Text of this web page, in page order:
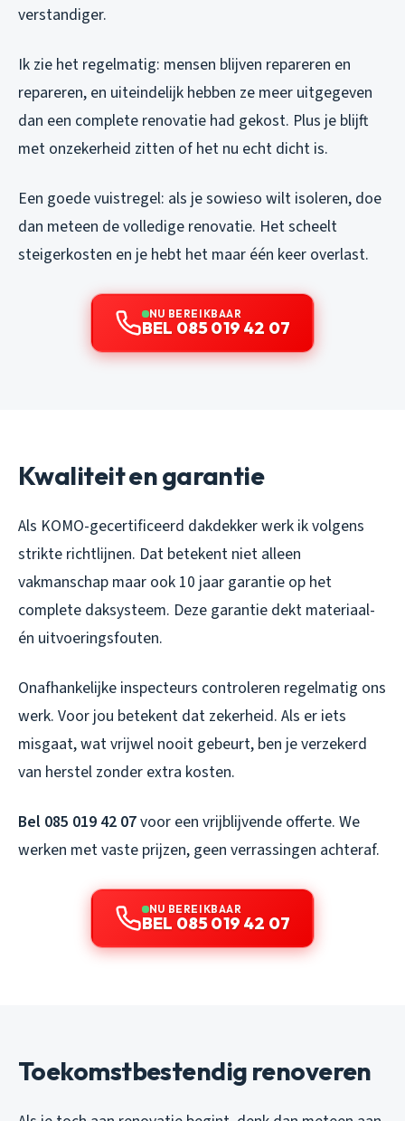
verstandiger.
Ik zie het regelmatig: mensen blijven repareren en
repareren, en uiteindelijk hebben ze meer uitgegeven
dan een complete renovatie had gekost. Plus je blijft
met onzekerheid zitten of het nu echt dicht is.
Een goede vuistregel: als je sowieso wilt isoleren, doe
dan meteen de volledige renovatie. Het scheelt
steigerkosten en je hebt het maar één keer overlast.
NU BEREIKBAAR
BEL 085 019 42 07
Kwaliteit en garantie
Als KOMO-gecertificeerd dakdekker werk ik volgens
strikte richtlijnen. Dat betekent niet alleen
vakmanschap maar ook 10 jaar garantie op het
complete daksysteem. Deze garantie dekt materiaal-
én uitvoeringsfouten.
Onafhankelijke inspecteurs controleren regelmatig ons
werk. Voor jou betekent dat zekerheid. Als er iets
misgaat, wat vrijwel nooit gebeurt, ben je verzekerd
van herstel zonder extra kosten.
Bel 085 019 42 07voor een vrijblijvende offerte. We
werken met vaste prijzen, geen verrassingen achteraf.
NU BEREIKBAAR
BEL 085 019 42 07
Toekomstbestendig renoveren